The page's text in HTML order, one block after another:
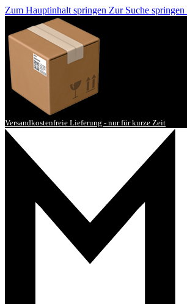
Zum Hauptinhalt springen Zur Suche springen
Versandkostenfreie Lieferung - nur für kurze Zeit